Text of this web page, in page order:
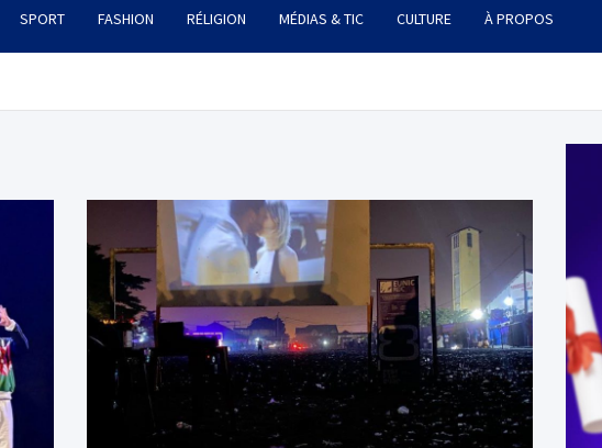
SPORT FASHION RÉLIGION MÉDIAS & TIC CULTURE À PROPOS